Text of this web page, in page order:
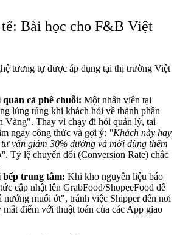
Bài học cho F&B Việt
tương tự được áp dụng tại thị trường Việt
cà phê chuỗi: Một nhân viên tại
lúng túng khi khách hỏi về thành phần
Vàng". Thay vì chạy đi hỏi quản lý, tai
ngay công thức và gợi ý: "Khách này hay
vấn giảm 30% đường và mời dùng thêm
. Tỷ lệ chuyển đổi (Conversion Rate) chắc
bếp trung tâm: Khi kho nguyên liệu báo
cập nhật lên GrabFood/ShopeeFood để
nướng muối ớt", tránh việc Shipper đến nơi
điểm với thuật toán của các App giao